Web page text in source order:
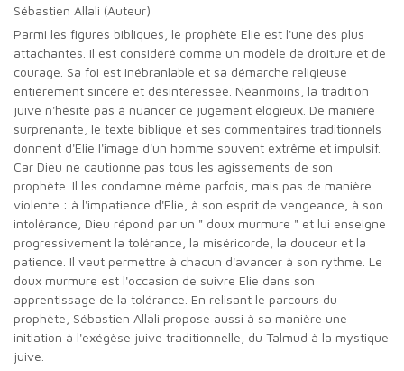
Sébastien Allali (Auteur)
Parmi les figures bibliques, le prophète Elie est l'une des plus
attachantes. Il est considéré comme un modèle de droiture et de
courage. Sa foi est inébranlable et sa démarche religieuse
entièrement sincère et désintéressée. Néanmoins, la tradition
juive n'hésite pas à nuancer ce jugement élogieux. De manière
surprenante, le texte biblique et ses commentaires traditionnels
donnent d'Elie l'image d'un homme souvent extrême et impulsif.
Car Dieu ne cautionne pas tous les agissements de son
prophète. Il les condamne même parfois, mais pas de manière
violente : à l'impatience d'Elie, à son esprit de vengeance, à son
intolérance, Dieu répond par un " doux murmure " et lui enseigne
progressivement la tolérance, la miséricorde, la douceur et la
patience. Il veut permettre à chacun d'avancer à son rythme. Le
doux murmure est l'occasion de suivre Elie dans son
apprentissage de la tolérance. En relisant le parcours du
prophète, Sébastien Allali propose aussi à sa manière une
initiation à l'exégèse juive traditionnelle, du Talmud à la mystique
juive.